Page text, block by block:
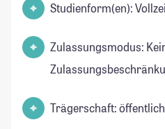
Studienform(en):
Zulassungsmodus:
Trägerschaft: